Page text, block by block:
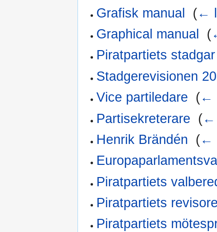
Grafisk manual
(←
Graphical manual
(
Piratpartiets
Stadgerevisionen
Vice partiledare (←
Partisekreterare (←
Henrik Brändén (←
Piratpartiets
Piratpartiets
Piratpartiets